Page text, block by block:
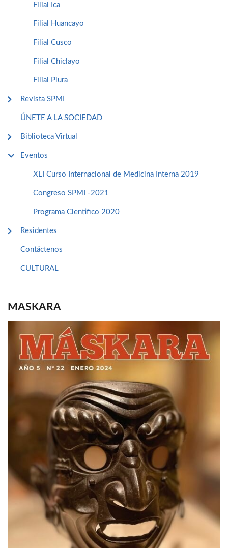
Filial Ica
Filial Huancayo
Filial Cusco
Filial Chiclayo
Filial Piura
Revista SPMI
ÚNETE A LA SOCIEDAD
Biblioteca Virtual
Eventos
XLI Curso Internacional de Medicina Interna 2019
Congreso SPMI -2021
Programa Cientifico 2020
Residentes
Contáctenos
CULTURAL
MASKARA